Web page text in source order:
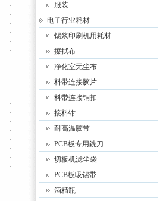
服装
电子行业耗材
锡浆印刷机用耗材
擦拭布
净化室无尘布
料带连接胶片
料带连接铜扣
接料钳
耐高温胶带
PCB板专用銑刀
切板机滤尘袋
PCB板吸锡带
酒精瓶